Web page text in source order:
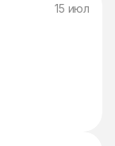
15 июл